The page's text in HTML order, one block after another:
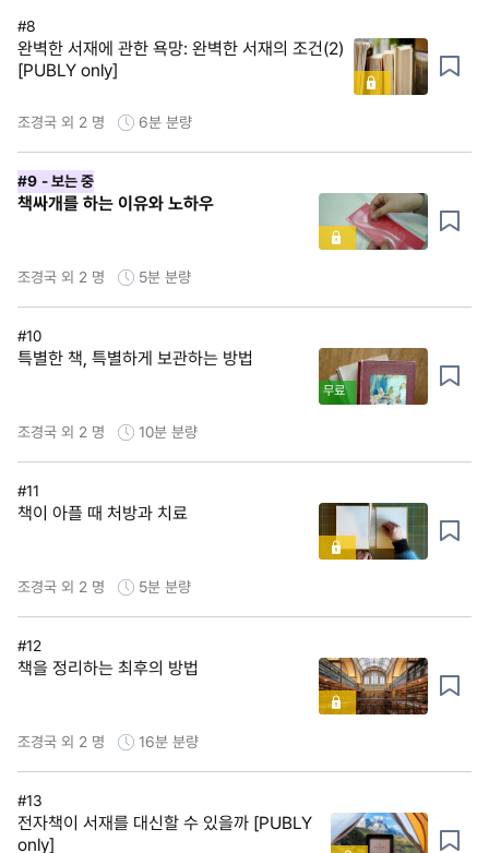
#8
완벽한 서재에 관한 욕망: 완벽한 서재의 조건(2)
[PUBLY only]
조경국 외 2 명 6분 분량
#9 - 보는 중
책싸개를 하는 이유와 노하우
조경국 외 2 명 5분 분량
#10
특별한 책, 특별하게 보관하는 방법
무료
조경국 외 2 명 10분 분량
#11
책이 아플 때 처방과 치료
조경국 외 2 명 5분 분량
#12
책을 정리하는 최후의 방법
조경국 외 2 명 16분 분량
#13
전자책이 서재를 대신할 수 있을까 [PUBLY
only]